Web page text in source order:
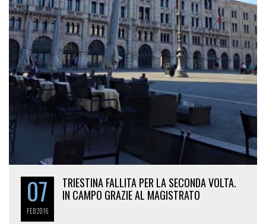
07
FEB2016
TRIESTINA FALLITA PER LA SECONDA VOLTA.
IN CAMPO GRAZIE AL MAGISTRATO